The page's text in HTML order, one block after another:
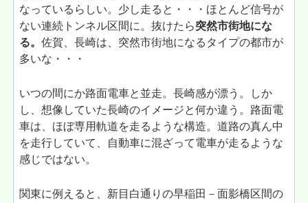
なっているらしい。少し走ると・・・ほとんど信号が
ない連続トンネル区間に。抜けたら突然市街地にな
る。佐賀、長崎は、突然市街地になるタイプの都市が
多いな・・・
いつの間にか路面電車と並走。長崎感が漂う。しか
し、想像していた長崎のイメージと何か違う。路面電
車は、ほぼ専用軌道を走るような構造。道路の真ん中
を走行していて、自動車に混ざって電車が走るような
感じではない。
関東に例えると、新目白通りの早稲田－面影橋区間の